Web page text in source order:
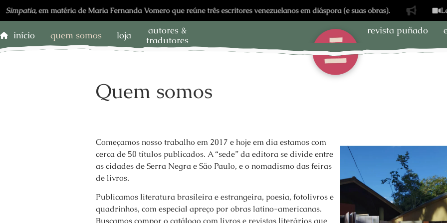
em matéria de Maria Fernanda Vomero que reúne três escritores venezuelanos em diáspora (e suas obras).
início quem somos loja
autores &
tradutores
revista puñado
Quem somos
Começamos nosso trabalho em 2017 e hoje em dia estamos com
cerca de 50 títulos publicados. A “sede” da editora se divide entre
as cidades de Serra Negra e São Paulo, e o nomadismo das feiras
de livros.
Publicamos literatura brasileira e estrangeira, poesia, fotolivros e
quadrinhos, com especial apreço por obras latino-americanas.
Buscamos compor o catálogo com livros e revistas literários que